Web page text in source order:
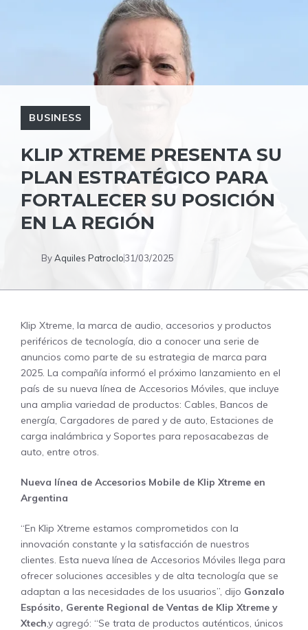
BUSINESS
KLIP XTREME PRESENTA SU
PLAN ESTRATÉGICO PARA
FORTALECER SU POSICIÓN
EN LA REGIÓN
ByAquiles Patroclo31/03/2025
Klip Xtreme, la marca de audio, accesorios y productos
periféricos de tecnología, dio a conocer una serie de
anuncios como parte de su estrategia de marca para
2025. La compañía informó el próximo lanzamiento en el
país de su nueva línea de Accesorios Móviles, que incluye
una amplia variedad de productos: Cables, Bancos de
energía, Cargadores de pared y de auto, Estaciones de
carga inalámbrica y Soportes para reposacabezas de
auto, entre otros.
Nueva línea de Accesorios Mobile de Klip Xtreme en
Argentina
“En Klip Xtreme estamos comprometidos con la
innovación constante y la satisfacción de nuestros
clientes. Esta nueva línea de Accesorios Móviles llega para
ofrecer soluciones accesibles y de alta tecnología que se
adaptan a las necesidades de los usuarios”, dijo Gonzalo
Espósito, Gerente Regional de Ventas de Klip Xtreme y
Xtech,y agregó: “Se trata de productos auténticos, únicos